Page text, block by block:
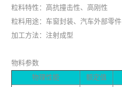
粒料特性：高抗撞击性、高刚性
粒料用途：车窗封装、汽车外部零件
加工方法：注射成型
物料参数
物理性能
额定值